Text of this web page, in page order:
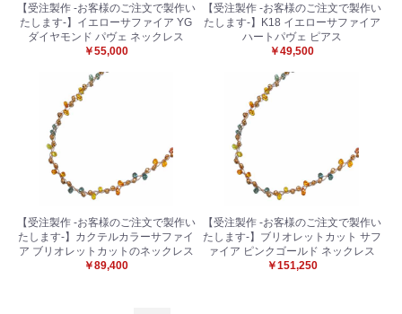
【受注製作 -お客様のご注文で製作い
たします-】イエローサファイア YG
ダイヤモンド パヴェ ネックレス
￥55,000
【受注製作 -お客様のご注文で製作い
たします-】K18 イエローサファイア
ハートパヴェ ピアス
￥49,500
【受注製作 -お客様のご注文で製作い
たします-】カクテルカラーサファイ
ア ブリオレットカットのネックレス
￥89,400
【受注製作 -お客様のご注文で製作い
たします-】ブリオレットカット サフ
ァイア ピンクゴールド ネックレス
￥151,250